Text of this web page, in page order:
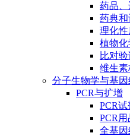
药品
药典
理化
植物
比对
维生
分子生物学与基因
PCR与扩增
PCR
PCR
全基